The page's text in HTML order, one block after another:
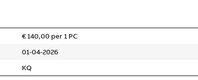
€ 140,00 per 1 PC
01-04-2026
KQ